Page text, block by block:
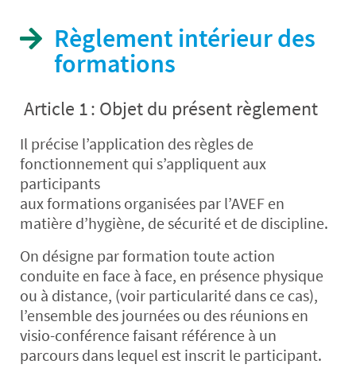
Règlement intérieur des
formations
Article 1 : Objet du présent règlement
Il précise l’application des règles de
fonctionnement qui s’appliquent aux
participants
aux formations organisées par l’AVEF en
matière d’hygiène, de sécurité et de discipline.
On désigne par formation toute action
conduite en face à face, en présence physique
ou à distance, (voir particularité dans ce cas),
l’ensemble des journées ou des réunions en
visio-conférence faisant référence à un
parcours dans lequel est inscrit le participant.